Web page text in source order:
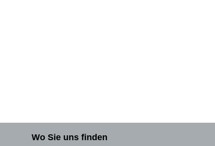
Wo Sie uns finden